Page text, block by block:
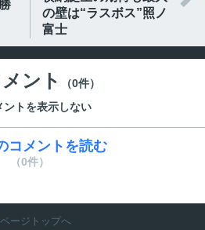
の壁は“ラスボス”照ノ
富士
ント
（0件）
ントを表示しない
コメントを読む
（0件）
ページトップへ